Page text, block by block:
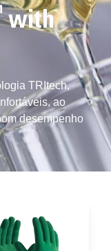
with
TRItech,
ao
desempenho